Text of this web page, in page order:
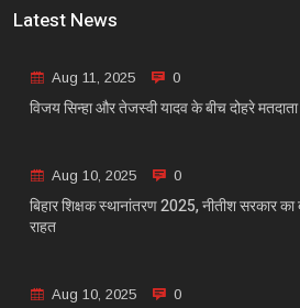
Latest News
Aug 11, 2025 0
विजय सिन्हा और तेजस्वी यादव के बीच दोहरे
Aug 10, 2025 0
बिहार शिक्षक स्थानांतरण 2025, नीतीश सरकार का
राहत
Aug 10, 2025 0